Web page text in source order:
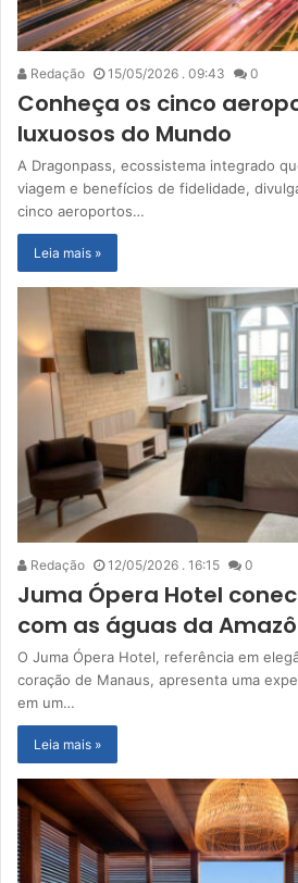
Redação 15/05/2026 . 09:43 0
Conheça os cinco
luxuosos do Mundo
A Dragonpass, ecossistema integrado
viagem e benefícios de fidelidade,
cinco aeroportos…
Leia mais »
Redação 12/05/2026 . 16:15 0
Juma Ópera Hotel
com as águas da
O Juma Ópera Hotel, referência em
coração de Manaus, apresenta uma
em um…
Leia mais »